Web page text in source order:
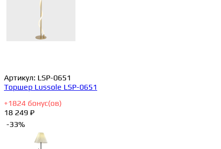
Артикул: LSP-0651
Торшер Lussole LSP-0651
+1824 бонус(ов)
18 249 ₽
-33%